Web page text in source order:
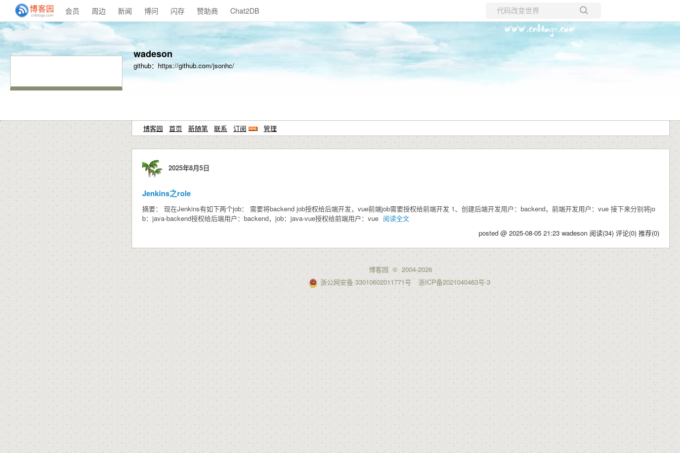
会员 周边 新闻 博问 闪存 赞助商 Chat2DB
所有博客
当前博客
wadeson
github：https://github.com/jsonhc/
博客园 首页 新随笔 联系 订阅 管理
2025年8月5日
Jenkins之role
摘要： 现在Jenkins有如下两个job： 需要将backend job授权给后端开发，vue前端job需要授权给前端开发 1、创建后端开发用户：backend，前端开发用户：vue 接下来分别将jo
b：java-backend授权给后端用户：backend，job：java-vue授权给前端用户：vue 阅读全文
posted @ 2025-08-05 21:23 wadeson 阅读(34) 评论(0) 推荐(0)
博客园© 2004-2026
浙公网安备 33010602011771号
浙ICP备2021040463号-3